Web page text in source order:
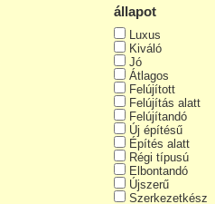
állapot
Luxus
Kiváló
Jó
Átlagos
Felújított
Felújítás alatt
Felújítandó
Új építésű
Építés alatt
Régi típusú
Elbontandó
Újszerű
Szerkezetkész